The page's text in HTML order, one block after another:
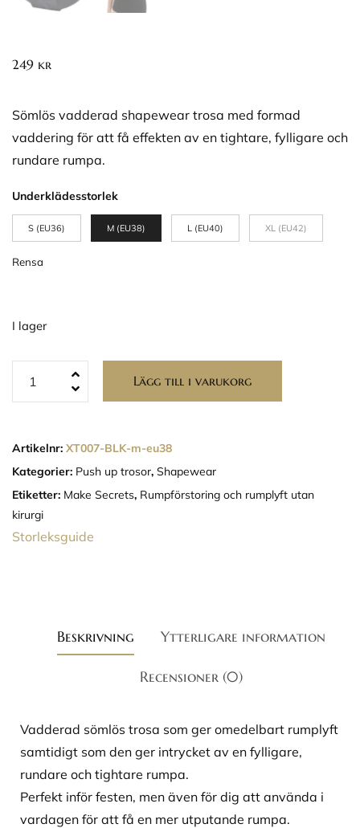
249 kr
Sömlös vadderad shapewear trosa med formad
vaddering för att få effekten av en tightare, fylligare och
rundare rumpa.
Underklädesstorlek
S (EU36) M (EU38) L (EU40) XL (EU42)
Rensa
I lager
Lägg till i varukorg
Artikelnr: XT007-BLK-m-eu38
Kategorier: Push up trosor, Shapewear
Etiketter: Make Secrets, Rumpförstoring och rumplyft utan
kirurgi
Storleksguide
Beskrivning Ytterligare information
Recensioner (0)
Vadderad sömlös trosa som ger omedelbart rumplyft
samtidigt som den ger intrycket av en fylligare,
rundare och tightare rumpa.
Perfekt inför festen, men även för dig att använda i
vardagen för att få en mer utputande rumpa.